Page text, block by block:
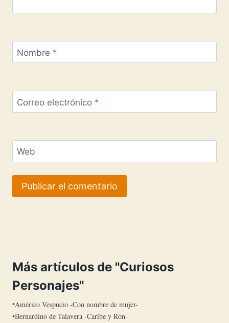
Nombre *
Correo electrónico *
Web
Más artículos de "Curiosos
Personajes"
Américo Vespucio -Con nombre de mujer-
Bernardino de Talavera -Caribe y Ron-